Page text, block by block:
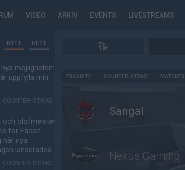
VIDEO ARKIV EVENTS LIVESTREAMS
NYTT HETT
möjligheten:
uppfylla min
COUNTER-STRIKE
och olofmeister
för Faceit-
när nya
lanserades
COUNTER-STRIKE
FRAGBITE COUNTER-STRIKE MATCHER
Sangal
Nexus Gaming